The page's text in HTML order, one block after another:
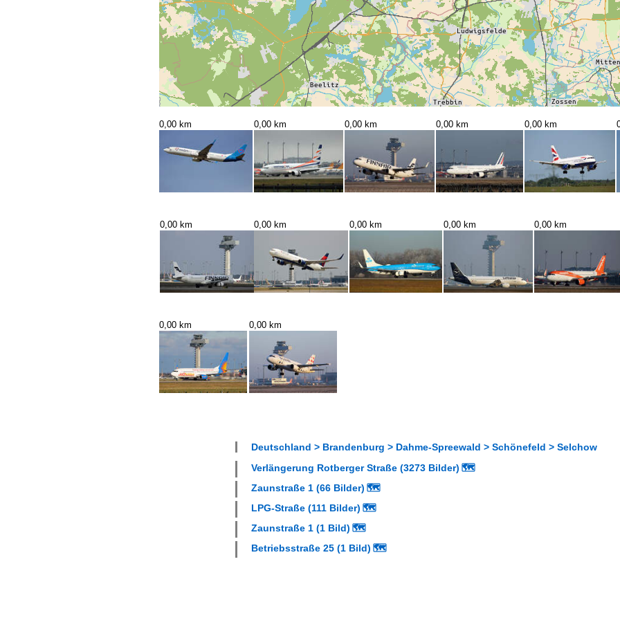
0,00 km 0,00 km 0,00 km 0,00 km 0,00 km
0,00 km 0,00 km 0,00 km 0,00 km 0,00 km
0,00 km 0,00 km
Deutschland > Brandenburg > Dahme-Spreewald > Schönefeld > Selchow
Verlängerung Rotberger Straße (3273 Bilder) 🗺
Zaunstraße 1 (66 Bilder) 🗺
LPG-Straße (111 Bilder) 🗺
Zaunstraße 1 (1 Bild) 🗺
Betriebsstraße 25 (1 Bild) 🗺